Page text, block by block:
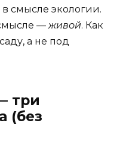
смысле экологии.
—живой. Как
а не под
три
(без